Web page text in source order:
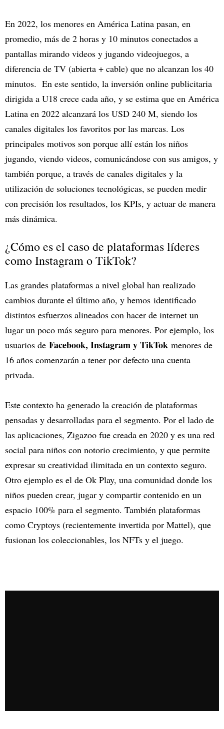
En 2022, los menores en América Latina pasan, en
promedio, más de 2 horas y 10 minutos conectados a
pantallas mirando videos y jugando videojuegos, a
diferencia de TV (abierta + cable) que no alcanzan los 40
minutos. En este sentido, la inversión online publicitaria
dirigida a U18 crece cada año, y se estima que en América
Latina en 2022 alcanzará los USD 240 M, siendo los
canales digitales los favoritos por las marcas. Los
principales motivos son porque allí están los niños
jugando, viendo videos, comunicándose con sus amigos, y
también porque, a través de canales digitales y la
utilización de soluciones tecnológicas, se pueden medir
con precisión los resultados, los KPIs, y actuar de manera
más dinámica.
¿Cómo es el caso de plataformas líderes
como Instagram o TikTok?
Las grandes plataformas a nivel global han realizado
cambios durante el último año, y hemos identificado
distintos esfuerzos alineados con hacer de internet un
lugar un poco más seguro para menores. Por ejemplo, los
usuarios de Facebook, Instagram y TikTok menores de
16 años comenzarán a tener por defecto una cuenta
privada.
Este contexto ha generado la creación de plataformas
pensadas y desarrolladas para el segmento. Por el lado de
las aplicaciones, Zigazoo fue creada en 2020 y es una red
social para niños con notorio crecimiento, y que permite
expresar su creatividad ilimitada en un contexto seguro.
Otro ejemplo es el de Ok Play, una comunidad donde los
niños pueden crear, jugar y compartir contenido en un
espacio 100% para el segmento. También plataformas
como Cryptoys (recientemente invertida por Mattel), que
fusionan los coleccionables, los NFTs y el juego.